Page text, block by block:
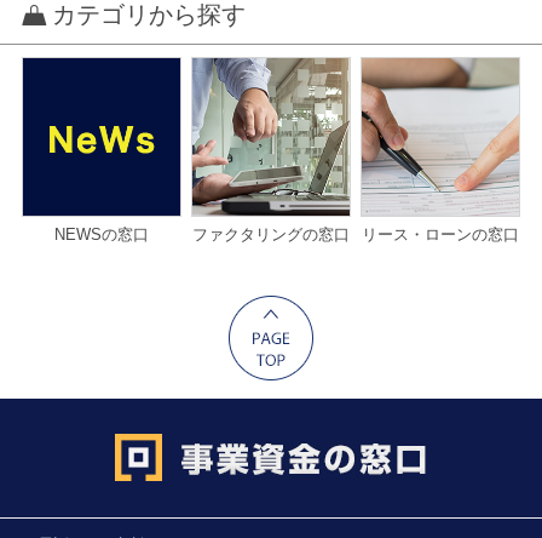
カテゴリから探す
NEWSの窓口 ファクタリングの窓口 リース・ローンの窓口